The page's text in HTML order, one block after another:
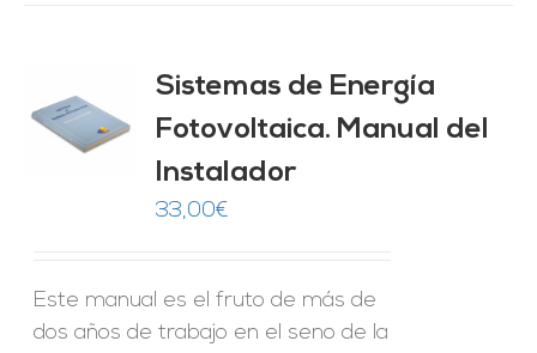
de 5
Sistemas de Energía
Fotovoltaica. Manual del
Instalador
33,00€
Este manual es el fruto de más de
dos años de trabajo en el seno de la